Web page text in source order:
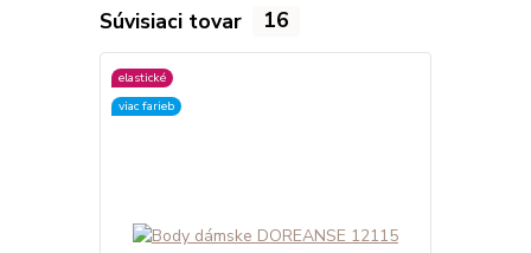
Súvisiaci tovar 16
elastické
viac farieb